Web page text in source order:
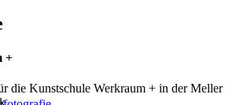
+
die Kunstschule Werkraum + in der Meller